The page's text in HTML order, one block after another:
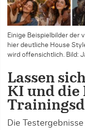
Einige Beispielbilder der
hier deutliche House
wird offensichtlich. Bild:
Lassen
KI und die
Die